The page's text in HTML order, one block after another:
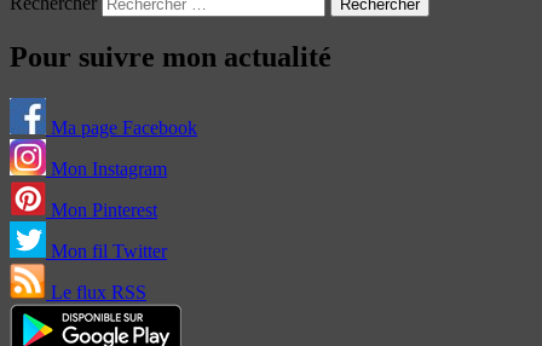
Pour suivre mon actualité
Ma page Facebook
Mon Instagram
Mon Pinterest
Mon fil Twitter
Le flux RSS